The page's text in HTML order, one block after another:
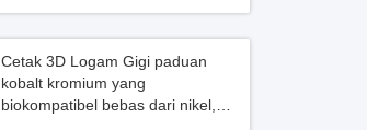
Cetak 3D Logam Gigi paduan
kobalt kromium yang
biokompatibel bebas dari nikel,